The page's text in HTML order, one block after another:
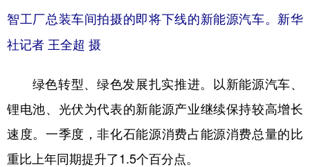
智工厂总装车间拍摄的即将下线的新能源汽车。新华
社记者 王全超 摄
绿色转型、绿色发展扎实推进。以新能源汽车、
锂电池、光伏为代表的新能源产业继续保持较高增长
速度。一季度，非化石能源消费占能源消费总量的比
重比上年同期提升了1.5个百分点。